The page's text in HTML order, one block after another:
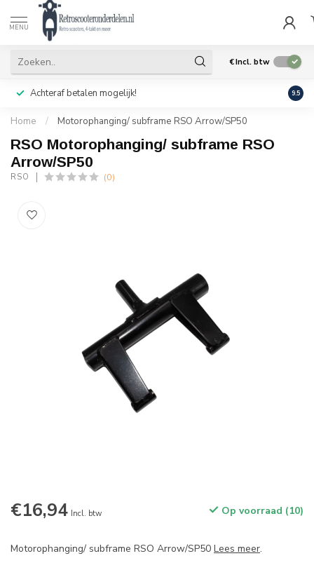
MENU
€Incl. btw
Achteraf betalen mogelijk! Geen
9.5
Home / Motorophanging/ subframe RSO Arrow/SP50
RSO Motorophanging/ subframe RSO
Arrow/SP50
RSO (0)
€16,94 Incl. btw Op voorraad (10)
Motorophanging/ subframe RSO Arrow/SP50 Lees meer.